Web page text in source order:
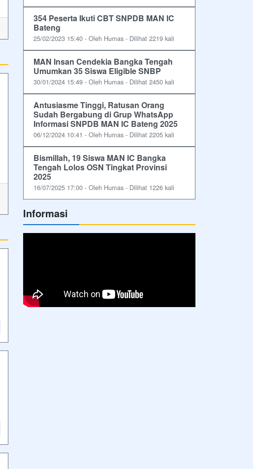
354 Peserta Ikuti CBT SNPDB MAN IC
Bateng
25/02/2023 15:40 - Oleh Humas - Dilihat 2219 kali
MAN Insan Cendekia Bangka Tengah
Umumkan 35 Siswa Eligible SNBP
30/01/2024 15:49 - Oleh Humas - Dilihat 2450 kali
Antusiasme Tinggi, Ratusan Orang
Sudah Bergabung di Grup WhatsApp
Informasi SNPDB MAN IC Bateng 2025
06/12/2024 10:41 - Oleh Humas - Dilihat 2205 kali
Bismillah, 19 Siswa MAN IC Bangka
Tengah Lolos OSN Tingkat Provinsi
2025
16/07/2025 17:00 - Oleh Humas - Dilihat 1226 kali
Informasi